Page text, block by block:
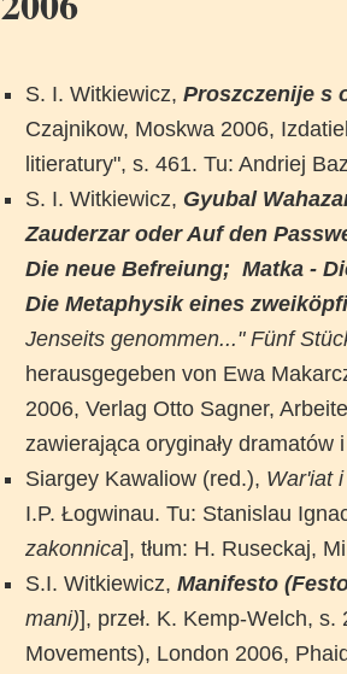
S. I. Witkiewicz, Proszczenije s
Czajnikow, Moskwa 2006,
litieratury", s. 461. Tu: Andriej
S. I. Witkiewicz, Gyubal
Zauderzar oder Auf den
Die neue Befreiung; Matka -
Die Metaphysik eines
Jenseits genommen..." Fünf
herausgegeben von Ewa
2006, Verlag Otto Sagner,
zawierająca oryginały dramatów
Siargey Kawaliow (red.), War'iat
I.P. Łogwinau. Tu: Stanislau
zakonnica], tłum: H. Ruseckaj,
S.I. Witkiewicz, Manifesto
mani)], przeł. K. Kemp-Welch,
Movements), London 2006,